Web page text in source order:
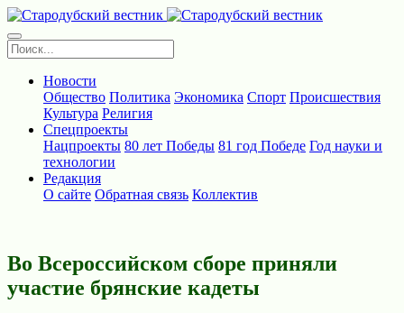
Новости
Общество Политика Экономика Спорт Происшествия
Культура Религия
Спецпроекты
Нацпроекты 80 лет Победы 81 год Победе Год науки и
технологии
Редакция
О сайте Обратная связь Коллектив
Во Всероссийском сборе приняли
участие брянские кадеты